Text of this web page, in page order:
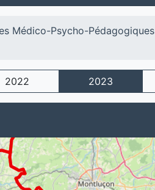
Médico-Psycho-Pédagogiques
2022 2023